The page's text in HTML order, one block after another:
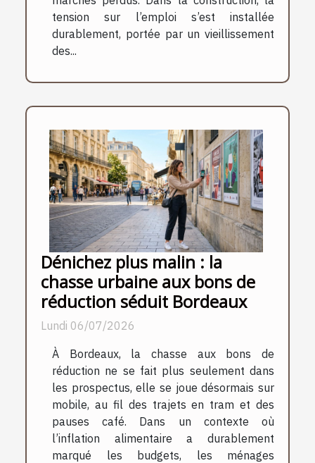
tension sur l’emploi s’est installée
durablement, portée par un vieillissement
des...
Dénichez plus malin : la
chasse urbaine aux bons de
réduction séduit Bordeaux
Lundi 06/07/2026
À Bordeaux, la chasse aux bons de
réduction ne se fait plus seulement dans
les prospectus, elle se joue désormais sur
mobile, au fil des trajets en tram et des
pauses café. Dans un contexte où
l’inflation alimentaire a durablement
marqué les budgets, les ménages